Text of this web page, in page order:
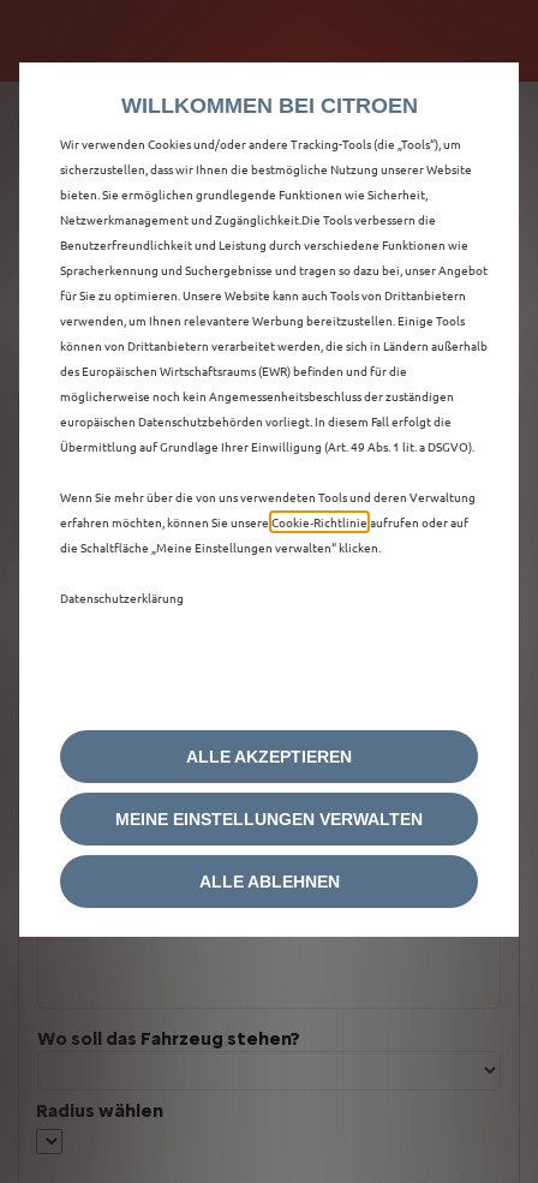
ENTDECKEN SIE ALLE
C5 X IN NEU-ULM
Welches Fahrzeug möchten Sie?
Wo soll das Fahrzeug stehen?
Radius wählen
WILLKOMMEN BEI CITROEN
Wir verwenden Cookies und/oder andere Tracking-Tools (die „Tools“), um
sicherzustellen, dass wir Ihnen die bestmögliche Nutzung unserer Website
bieten. Sie ermöglichen grundlegende Funktionen wie Sicherheit,
Netzwerkmanagement und Zugänglichkeit.Die Tools verbessern die
Benutzerfreundlichkeit und Leistung durch verschiedene Funktionen wie
Spracherkennung und Suchergebnisse und tragen so dazu bei, unser Angebot
für Sie zu optimieren. Unsere Website kann auch Tools von Drittanbietern
verwenden, um Ihnen relevantere Werbung bereitzustellen. Einige Tools
können von Drittanbietern verarbeitet werden, die sich in Ländern außerhalb
des Europäischen Wirtschaftsraums (EWR) befinden und für die
möglicherweise noch kein Angemessenheitsbeschluss der zuständigen
europäischen Datenschutzbehörden vorliegt. In diesem Fall erfolgt die
Übermittlung auf Grundlage Ihrer Einwilligung (Art. 49 Abs. 1 lit. a DSGVO).
Wenn Sie mehr über die von uns verwendeten Tools und deren Verwaltung
erfahren möchten, können Sie unsere Cookie‑Richtlinie aufrufen oder auf
die Schaltfläche „Meine Einstellungen verwalten“ klicken.
Datenschutzerklärung
MEINE EINSTELLUNGEN VERWALTEN
ALLE AKZEPTIEREN
ALLE ABLEHNEN